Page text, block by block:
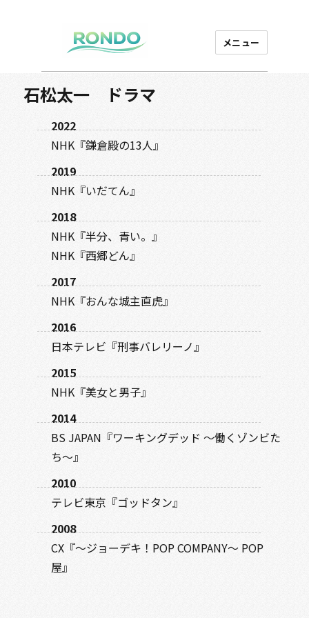
ロンド
芸能プロダクション
メニュー
石松太一 ドラマ
2022
NHK『鎌倉殿の13人』
2019
NHK『いだてん』
2018
NHK『半分、青い。』
NHK『西郷どん』
2017
NHK『おんな城主直虎』
2016
日本テレビ『刑事バレリーノ』
2015
NHK『美女と男子』
2014
BS JAPAN『ワーキングデッド ～働くゾンビた
ち～』
2010
テレビ東京『ゴッドタン』
2008
CX『～ジョーデキ！POP COMPANY～ POP
屋』